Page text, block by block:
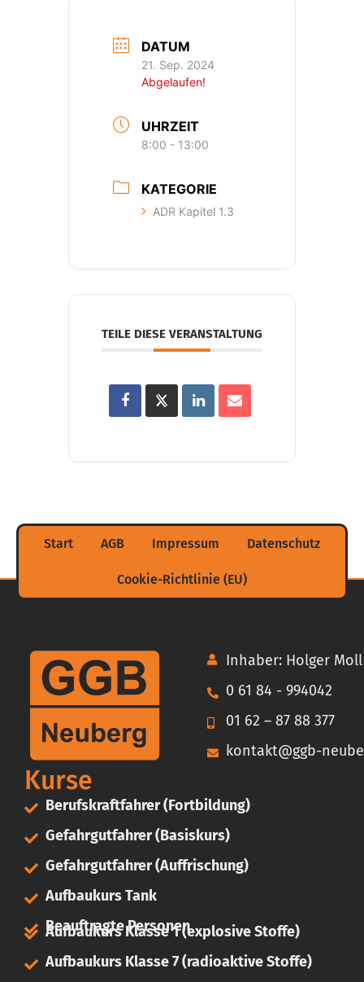
DATUM
21. Sep. 2024
Abgelaufen!
UHRZEIT
8:00 - 13:00
KATEGORIE
ADR Kapitel 1.3
TEILE DIESE VERANSTALTUNG
Start AGB Impressum Datenschutz
Cookie-Richtlinie (EU)
Inhaber: Holger Moll
0 61 84 - 994042
01 62 – 87 88 377
kontakt@ggb-
Kurse
Berufskraftfahrer (Fortbildung)
Gefahrgutfahrer (Basiskurs)
Gefahrgutfahrer (Auffrischung)
Aufbaukurs Tank
Beauftragte Personen
Aufbaukurs Klasse 1 (explosive Stoffe)
Aufbaukurs Klasse 7 (radioaktive Stoffe)